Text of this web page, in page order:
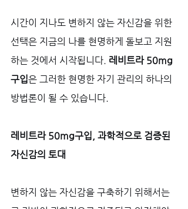
시간이 지나도 변하지 않는 자신감을 위한
선택은 지금의 나를 현명하게 돌보고 지원
하는 것에서 시작됩니다. 레비트라 50mg
구입은 그러한 현명한 자기 관리의 하나의
방법론이 될 수 있습니다.
레비트라 50mg구입, 과학적으로 검증된
자신감의 토대
변하지 않는 자신감을 구축하기 위해서는